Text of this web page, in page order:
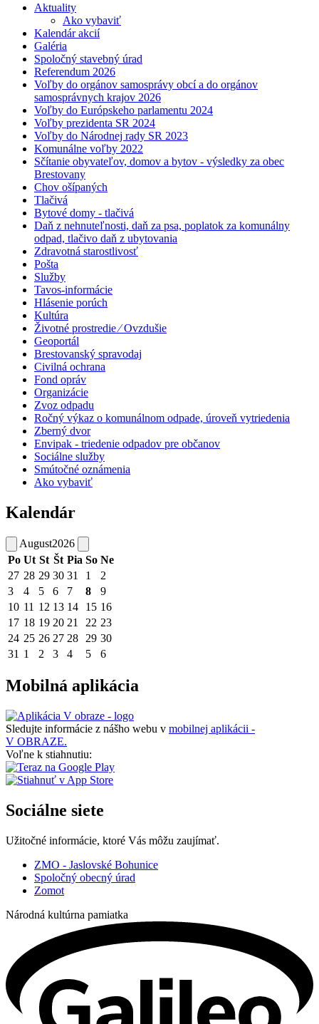
Aktuality
Ako vybaviť
Kalendár akcií
Galéria
Spoločný stavebný úrad
Referendum 2026
Voľby do orgánov samosprávy obcí a do orgánov
samosprávnych krajov 2026
Voľby do Európskeho parlamentu 2024
Voľby prezidenta SR 2024
Voľby do Národnej rady SR 2023
Komunálne voľby 2022
Sčítanie obyvateľov, domov a bytov - výsledky za obec
Brestovany
Chov ošípaných
Tlačivá
Bytové domy - tlačivá
Daň z nehnuteľnosti, daň za psa, poplatok za komunálny
odpad, tlačivo daň z ubytovania
Zdravotná starostlivosť
Pošta
Služby
Tavos-informácie
Hlásenie porúch
Kultúra
Životné prostredie ⁄ Ovzdušie
Geoportál
Brestovanský spravodaj
Civilná ochrana
Fond opráv
Organizácie
Zvoz odpadu
Ročný výkaz o komunálnom odpade, úroveň vytriedenia
Zberný dvor
Envipak - triedenie odpadov pre občanov
Sociálne služby
Smútočné oznámenia
Ako vybaviť
Kalendár
August2026
Po Ut St Št Pia So Ne
27 28 29 30 31 1
2
3
4 5 6 7 8
9
10 11 12 13 14 15 16
17 18 19 20 21 22 23
24 25 26 27 28 29 30
31 1 2 3 4 5 6
Mobilná aplikácia
Sledujte informácie z nášho webu v mobilnej aplikácii -
V OBRAZE.
Voľne k stiahnutiu:
Sociálne siete
Užitočné informácie, ktoré Vás môžu zaujímať.
ZMO - Jaslovské Bohunice
Spoločný obecný úrad
Zomot
Národná kultúrna pamiatka